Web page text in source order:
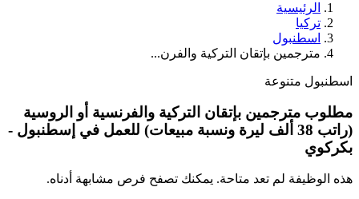
الرئيسية
تركيا
اسطنبول
مترجمين بإتقان التركية والفرن...
اسطنبول متنوعة
مطلوب مترجمين بإتقان التركية والفرنسية أو الروسية
(راتب 38 ألف ليرة ونسبة مبيعات) للعمل في إسطنبول -
بكركوي
هذه الوظيفة لم تعد متاحة. يمكنك تصفح فرص مشابهة أدناه.